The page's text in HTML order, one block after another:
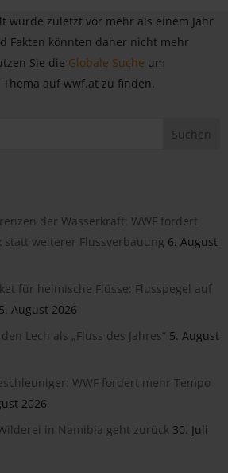
wurde zuletzt vor mehr als einem Jahr
Fakten könnten daher nicht mehr
Sie die Globale Suche um
auf wwf.at zu finden.
der Wasserkraft: WWF fordert
weiterer Flussverbauung 6. August
für heimische Flüsse: Flusspegel auf
5. August 2026
Lech als „Fluss des Jahres“ 5. August
WWF fordert mehr Tempo
2026
in Namibia geht zurück 30. Juli